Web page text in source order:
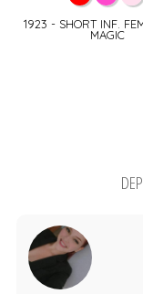
1923 - SHORT INF.
MAGIC